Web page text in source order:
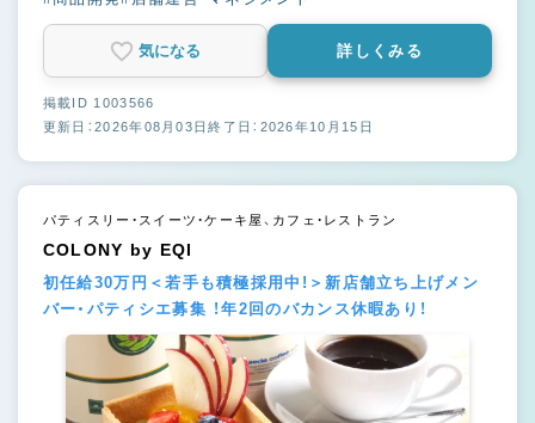
気になる 詳しくみる
掲載ID 1003566
更新日：2026年08月03日終了日：2026年10月15日
パティスリー・スイーツ・ケーキ屋、カフェ・レストラン
COLONY by EQI
初任給30万円＜若手も積極採用中!＞新店舗立ち上げメン
バー・パティシエ募集 ！年2回のバカンス休暇あり！